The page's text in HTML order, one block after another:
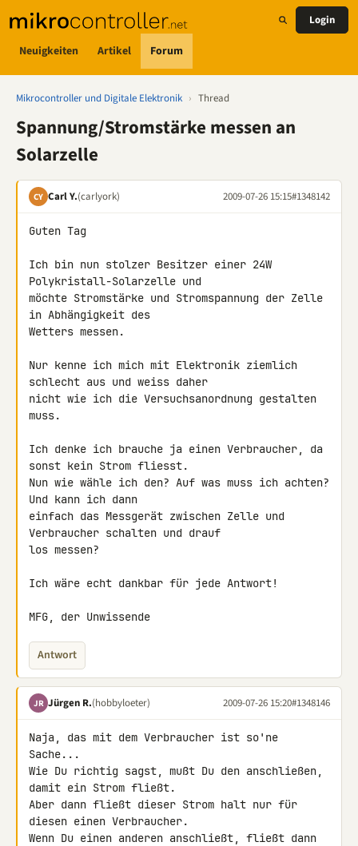
Neuigkeiten Artikel Forum
Login
Mikrocontroller und Digitale Elektronik › Thread
Spannung/Stromstärke messen an
Solarzelle
CY Carl Y.(carlyork) 2009-07-26 15:15#1348142
Guten Tag
Ich bin nun stolzer Besitzer einer 24W
Polykristall-Solarzelle und
möchte Stromstärke und Stromspannung der Zelle
in Abhängigkeit des
Wetters messen.
Nur kenne ich mich mit Elektronik ziemlich
schlecht aus und weiss daher
nicht wie ich die Versuchsanordnung gestalten
muss.
Ich denke ich brauche ja einen Verbraucher, da
sonst kein Strom fliesst.
Nun wie wähle ich den? Auf was muss ich achten?
Und kann ich dann
einfach das Messgerät zwischen Zelle und
Verbraucher schalten und drauf
los messen?
Ich wäre echt dankbar für jede Antwort!
MFG, der Unwissende
Antwort
JR Jürgen R.(hobbyloeter) 2009-07-26 15:20#1348146
Naja, das mit dem Verbraucher ist so'ne
Sache...
Wie Du richtig sagst, mußt Du den anschließen,
damit ein Strom fließt.
Aber dann fließt dieser Strom halt nur für
diesen einen Verbraucher.
Wenn Du einen anderen anschließt, fließt dann